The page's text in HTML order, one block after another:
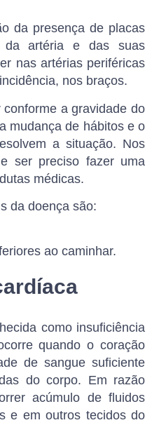
da presença de placas
da artéria e das suas
nas artérias periféricas
nos braços.
a gravidade do
mudança de hábitos e o
a situação. Nos
ser preciso fazer uma
médicas.
da doença são:
ao caminhar.
como insuficiência
quando o coração
de sangue suficiente
do corpo. Em razão
acúmulo de fluidos
e em outros tecidos do